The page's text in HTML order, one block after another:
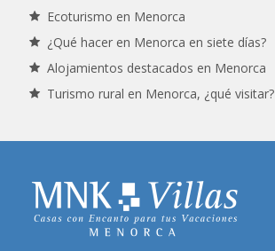
Ecoturismo en Menorca
¿Qué hacer en Menorca en siete días?
Alojamientos destacados en Menorca
Turismo rural en Menorca, ¿qué visitar?